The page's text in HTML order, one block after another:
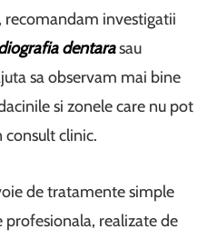
recomandam investigatii
dentarasau
sa observam mai bine
si zonele care nu pot
clinic.
de tratamente simple
profesionala, realizate de